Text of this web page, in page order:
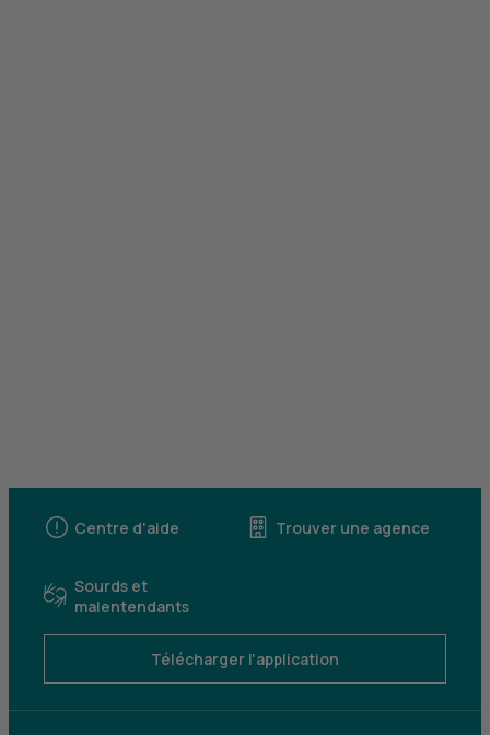
Centre d'aide Trouver une agence
Sourds et
malentendants
Télécharger l'application